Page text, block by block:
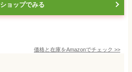
ショップでみる
価格と在庫をAmazonでチェック >>